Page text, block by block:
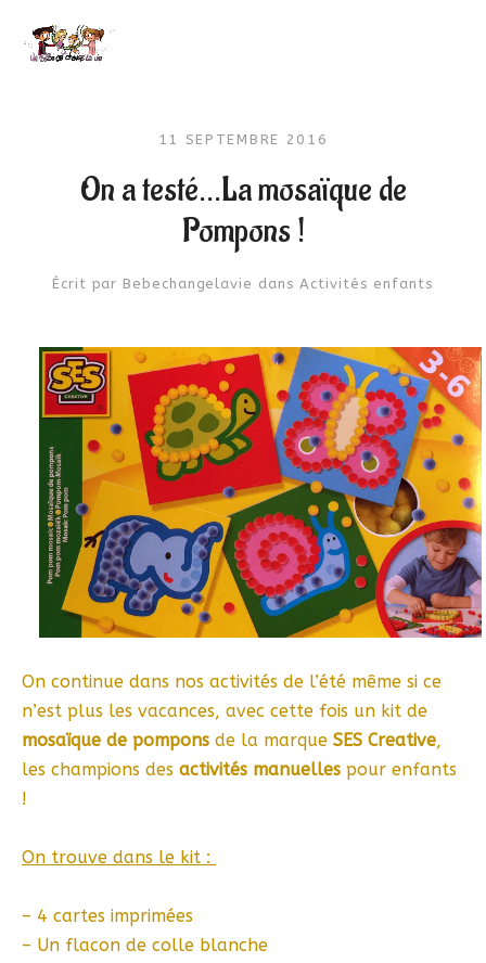
11 SEPTEMBRE 2016
On a testé…La mosaïque de
Pompons !
Écrit par Bebechangelavie dansActivités enfants
On continue dans nos activités de l’été même si ce
n’est plus les vacances, avec cette fois un kit de
mosaïque de pompons de la marque SES Creative,
les champions des activités manuelles pour enfants
!
On trouve dans le kit :
– 4 cartes imprimées
– Un flacon de colle blanche